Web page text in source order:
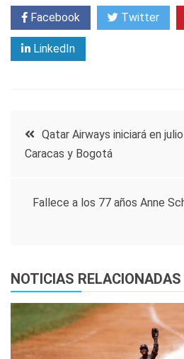
Facebook Twitter
LinkedIn
Navegación
entradas
Qatar Airways iniciará en
Caracas y Bogotá
Fallece a los 77 años Anne
NOTICIAS RELACIONADAS